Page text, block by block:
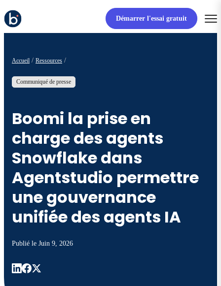
Démarrer l'essai gratuit
Accueil Ressources
Communiqué de presse
Boomi la prise en
charge des agents
Snowflake dans
Agentstudio permettre
une gouvernance
unifiée des agents IA
Publié le Juin 9, 2026